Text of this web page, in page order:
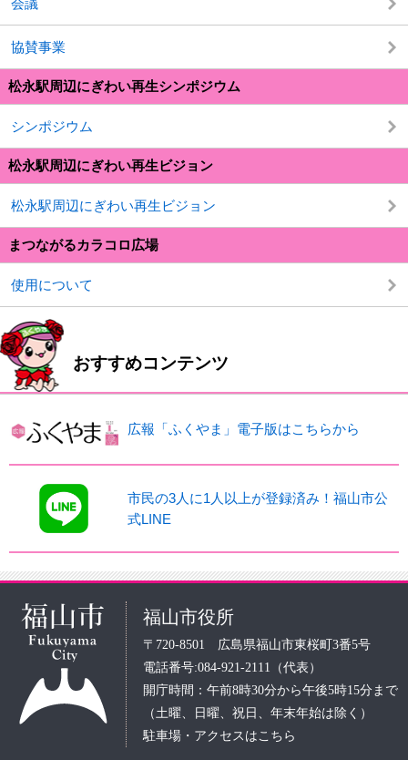
会議
協賛事業
松永駅周辺にぎわい再生シンポジウム
シンポジウム
松永駅周辺にぎわい再生ビジョン
松永駅周辺にぎわい再生ビジョン
まつながるカラコロ広場
使用について
おすすめコンテンツ
広報「ふくやま」電子版はこちらから
市民の3人に1人以上が登録済み！福山市公
式LINE
福山市役所
〒720-8501 広島県福山市東桜町3番5号
電話番号:084-921-2111（代表）
開庁時間：午前8時30分から午後5時15分まで
（土曜、日曜、祝日、年末年始は除く）
駐車場・アクセスはこちら